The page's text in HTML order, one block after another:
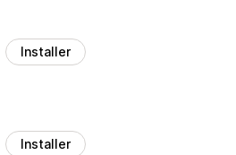
Installer
Installer